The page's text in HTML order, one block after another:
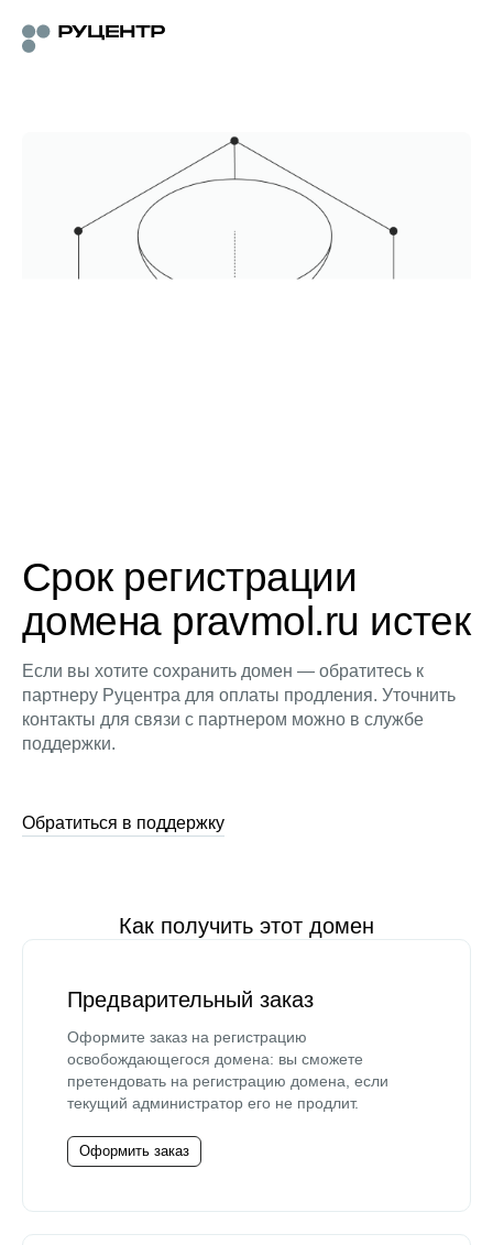
Срок регистрации
домена pravmol.ru истек
Если вы хотите сохранить домен — обратитесь к
партнеру Руцентра для оплаты продления. Уточнить
контакты для связи с партнером можно в службе
поддержки.
Обратиться в поддержку
Как получить этот домен
Предварительный заказ
Оформите заказ на регистрацию
освобождающегося домена: вы сможете
претендовать на регистрацию домена, если
текущий администратор его не продлит.
Оформить заказ